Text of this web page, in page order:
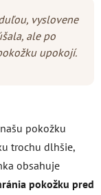
vyslovene
ale po
upokojí.
pokožku
trochu dlhšie,
obsahuje
pokožku pred